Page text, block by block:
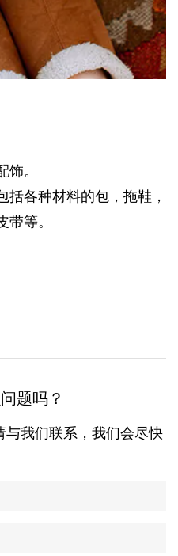
。
括各种材料的包，拖鞋，
等。
题吗？
我们联系，我们会尽快